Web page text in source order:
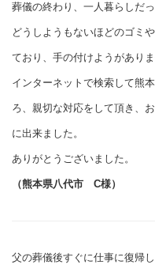
葬儀の終わり、一人暮らしだ
どうしようもないほどのゴミ
ており、手の付けようがありま
インターネットで検索して熊
ろ、親切な対応をして頂き、
に出来ました。
ありがとうございました。
（熊本県八代市 C様）
父の葬儀後すぐに仕事に復帰